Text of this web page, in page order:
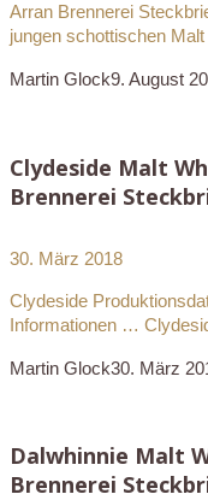
Arran Brennerei
jungen schottischen
Martin Glock9. August
Clydeside Malt
Brennerei
30. März 2018
Clydeside
Informationen …
Martin Glock30. März
Dalwhinnie Malt
Brennerei